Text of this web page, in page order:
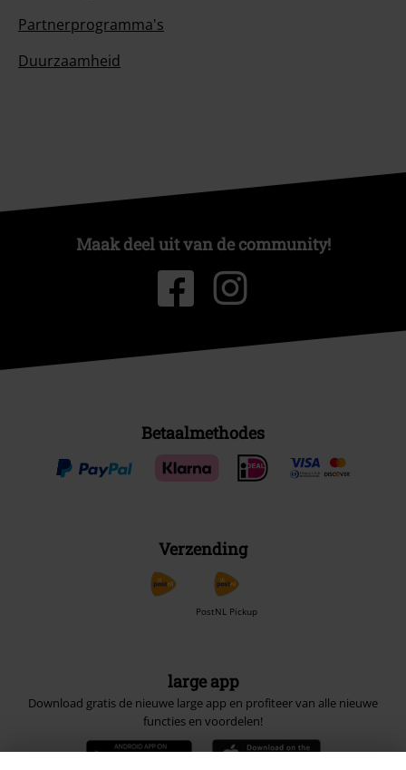
Partnerprogramma's
Duurzaamheid
Maak deel uit van de community!
Betaalmethodes
Verzending
PostNL Pickup
large app
Download gratis de nieuwe large app en profiteer van alle nieuwe
functies en voordelen!